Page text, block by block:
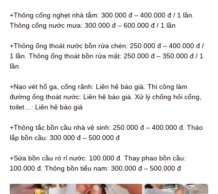
+Thông cống nghẹt nhà tắm: 300.000 đ – 400.000 đ / 1 lần.
Thông cống nước mưa: 300.000 đ – 600.000 đ / 1 lần
+Thông ống thoát nước bồn rửa chén: 250.000 đ – 400.000 đ /
1 lần. Thông ống thoát bồn rửa mặt: 250.000 đ – 350.000 đ / 1
lần
+Nạo vét hố ga, cống rãnh: Liên hệ báo giá. Thi công làm
đường ống thoát nước: Liên hệ báo giá. Xử lý chống hôi cống,
toilet…: Liên hệ báo giá
+Thông tắc bồn cầu nhà vệ sinh: 250.000 đ – 400.000 đ. Tháo
lắp bồn cầu: 300.000 đ – 500.000 đ
+Sửa bồn cầu rò rỉ nước: 100.000 đ. Thay phao bồn cầu:
100.000 đ. Thông bồn tiểu nam: 300.000 đ – 500.000 đ